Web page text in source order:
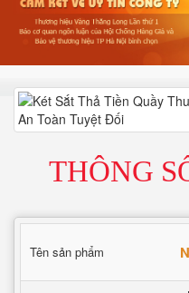
THÔNG
Tên sản phẩm